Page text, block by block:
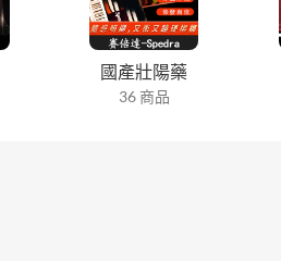
國產壯陽藥
36 商品